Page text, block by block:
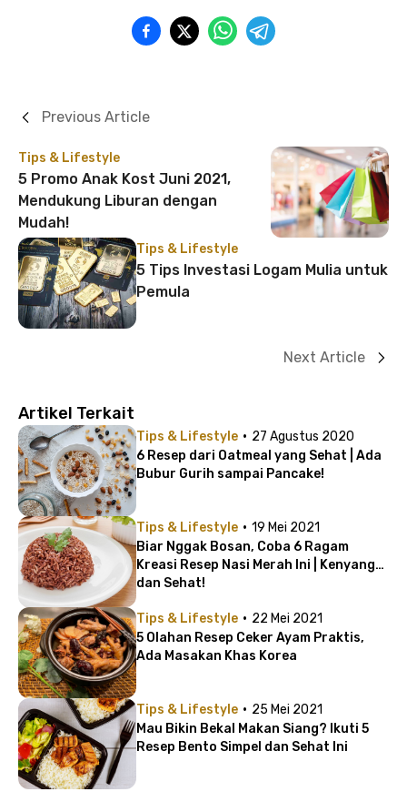
Tips & Lifestyle
5 Promo Anak Kost Juni 2021,
Mendukung Liburan dengan
Mudah!
Previous Article
Tips & Lifestyle
5 Tips Investasi Logam Mulia untuk
Pemula
Next Article
Artikel Terkait
Tips & Lifestyle · 27 Agustus 2020
6 Resep dari Oatmeal yang Sehat | Ada
Bubur Gurih sampai Pancake!
Tips & Lifestyle · 19 Mei 2021
Biar Nggak Bosan, Coba 6 Ragam
Kreasi Resep Nasi Merah Ini | Kenyang
dan Sehat!
Tips & Lifestyle · 22 Mei 2021
5 Olahan Resep Ceker Ayam Praktis,
Ada Masakan Khas Korea
Tips & Lifestyle · 25 Mei 2021
Mau Bikin Bekal Makan Siang? Ikuti 5
Resep Bento Simpel dan Sehat Ini